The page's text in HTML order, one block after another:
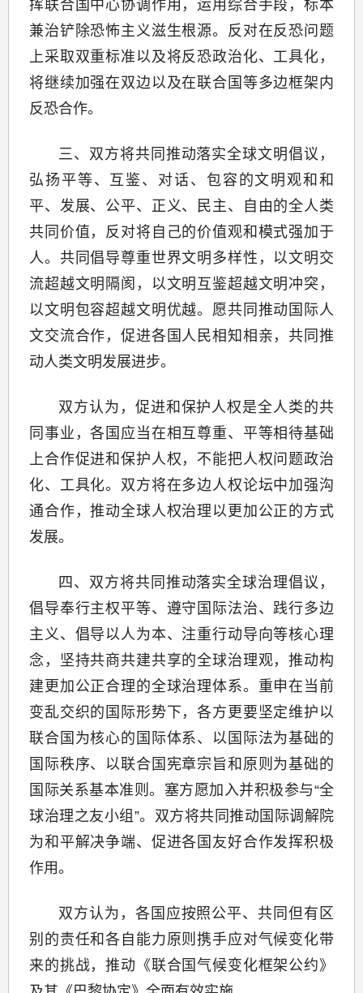
挥联合国中心协调作用，运用综合手段，标本
兼治铲除恐怖主义滋生根源。反对在反恐问题
上采取双重标准以及将反恐政治化、工具化，
将继续加强在双边以及在联合国等多边框架内
反恐合作。
三、双方将共同推动落实全球文明倡议，
弘扬平等、互鉴、对话、包容的文明观和和
平、发展、公平、正义、民主、自由的全人类
共同价值，反对将自己的价值观和模式强加于
人。共同倡导尊重世界文明多样性，以文明交
流超越文明隔阂，以文明互鉴超越文明冲突，
以文明包容超越文明优越。愿共同推动国际人
文交流合作，促进各国人民相知相亲，共同推
动人类文明发展进步。
双方认为，促进和保护人权是全人类的共
同事业，各国应当在相互尊重、平等相待基础
上合作促进和保护人权，不能把人权问题政治
化、工具化。双方将在多边人权论坛中加强沟
通合作，推动全球人权治理以更加公正的方式
发展。
四、双方将共同推动落实全球治理倡议，
倡导奉行主权平等、遵守国际法治、践行多边
主义、倡导以人为本、注重行动导向等核心理
念，坚持共商共建共享的全球治理观，推动构
建更加公正合理的全球治理体系。重申在当前
变乱交织的国际形势下，各方更要坚定维护以
联合国为核心的国际体系、以国际法为基础的
国际秩序、以联合国宪章宗旨和原则为基础的
国际关系基本准则。塞方愿加入并积极参与“全
球治理之友小组”。双方将共同推动国际调解院
为和平解决争端、促进各国友好合作发挥积极
作用。
双方认为，各国应按照公平、共同但有区
别的责任和各自能力原则携手应对气候变化带
来的挑战，推动《联合国气候变化框架公约》